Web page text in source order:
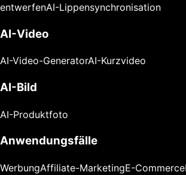
entwerfenAI-Lippensynchronisation
AI-Video
AI-Video-GeneratorAI-Kurzvideo
AI-Bild
AI-Produktfoto
Anwendungsfälle
WerbungAffiliate-MarketingE-Commerce